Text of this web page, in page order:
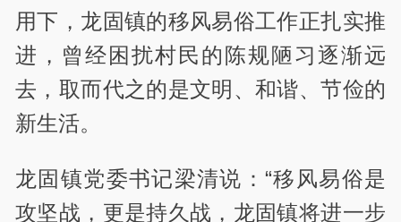
用下，龙固镇的移风易俗工作正扎实推
进，曾经困扰村民的陈规陋习逐渐远
去，取而代之的是文明、和谐、节俭的
新生活。
龙固镇党委书记梁清说：“移风易俗是
攻坚战，更是持久战，龙固镇将进一步